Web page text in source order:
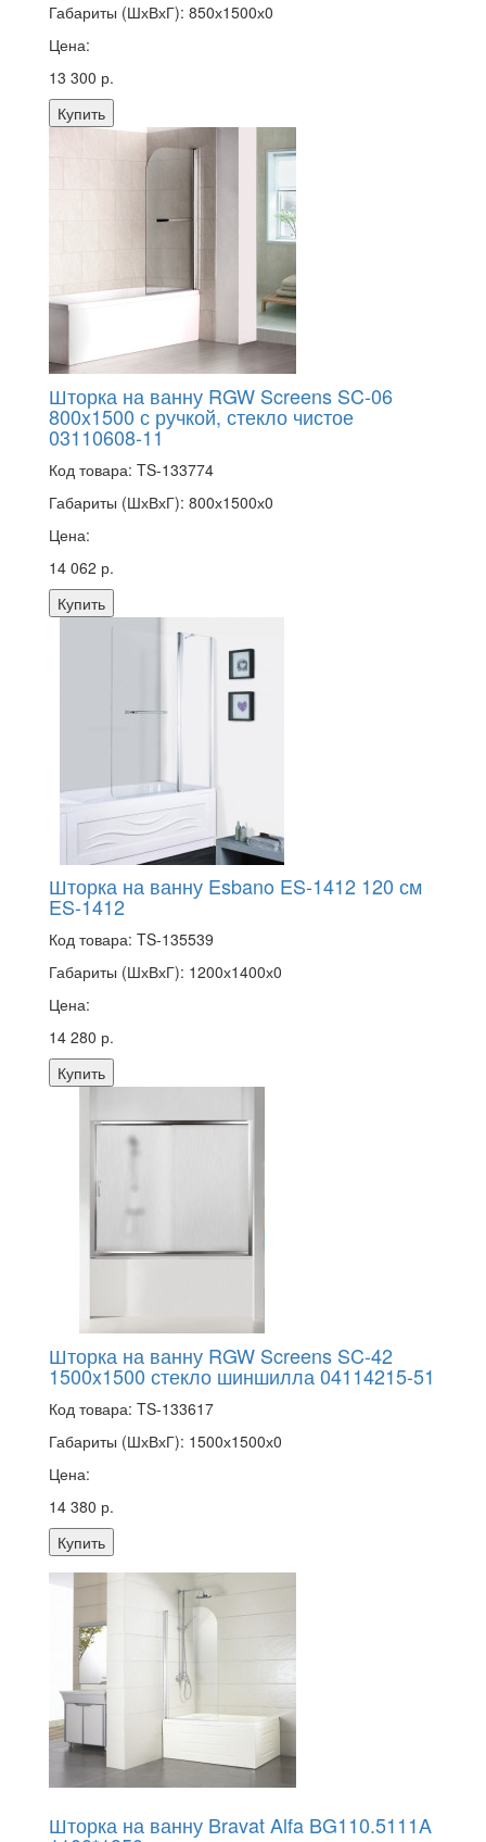
Габариты (ШхВхГ): 850х1500х0
Цена:
13 300 р.
Купить
Шторка на ванну RGW Screens SC-06
800x1500 с ручкой, стекло чистое
03110608-11
Код товара: TS-133774
Габариты (ШхВхГ): 800х1500х0
Цена:
14 062 р.
Купить
Шторка на ванну Esbano ES-1412 120 см
ES-1412
Код товара: TS-135539
Габариты (ШхВхГ): 1200х1400х0
Цена:
14 280 р.
Купить
Шторка на ванну RGW Screens SC-42
1500x1500 стекло шиншилла 04114215-51
Код товара: TS-133617
Габариты (ШхВхГ): 1500х1500х0
Цена:
14 380 р.
Купить
Шторка на ванну Bravat Alfa BG110.5111A